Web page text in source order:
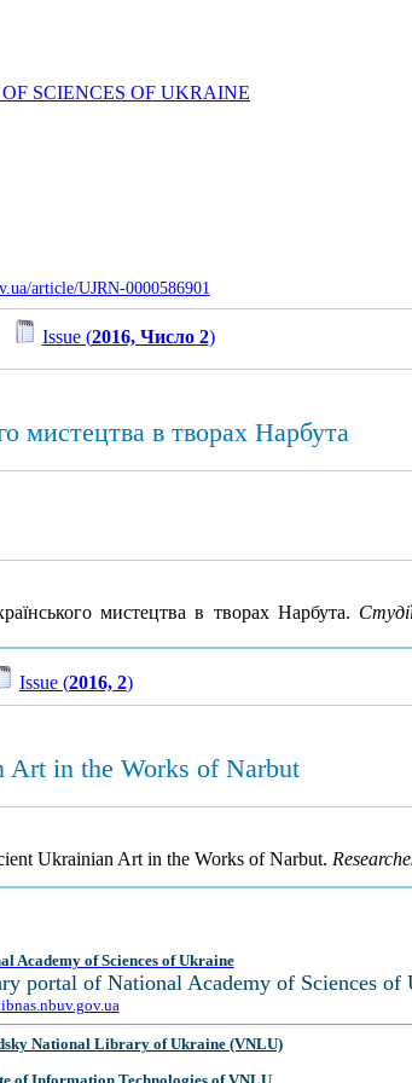
SCIENCES OF UKRAINE
article/UJRN-0000586901
Issue (2016, Число 2)
мистецтва в творах Нарбута
мистецтва в творах Нарбута.
Issue (2016, 2)
in the Works of Narbut
Ukrainian Art in the Works of Narbut.
Academy of Sciences of Ukraine
portal of National Academy of Sciences of
National Library of Ukraine (VNLU)